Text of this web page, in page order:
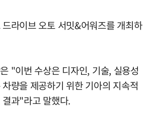
라이브 오토 서밋&어워즈를 개최하
"이번 수상은 디자인, 기술, 실용성
량을 제공하기 위한 기아의 지속적
과"라고 말했다.